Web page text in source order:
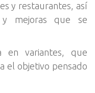
y restaurantes, así
mejoras que se
en variantes, que
el objetivo pensado